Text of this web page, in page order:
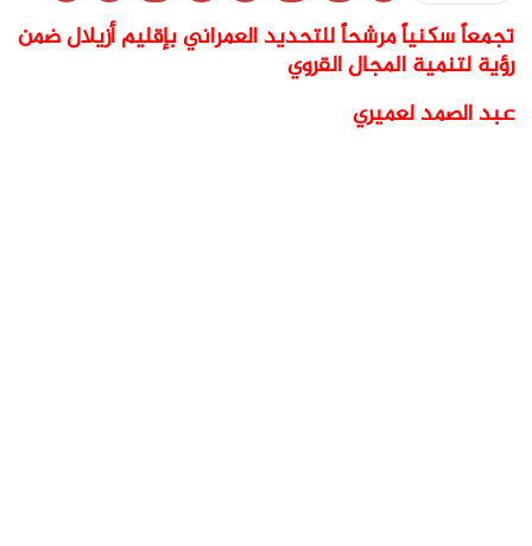
تجمعاً سكنياً مرشحاً للتحديد العمراني بإقليم أزيلال ضمن
رؤية لتنمية المجال القروي
عبد الصمد لعميري